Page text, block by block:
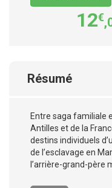
12€
Résumé
Entre saga familiale
Antilles et de la
destins individuels
de l’esclavage en
l’arrière-grand-père